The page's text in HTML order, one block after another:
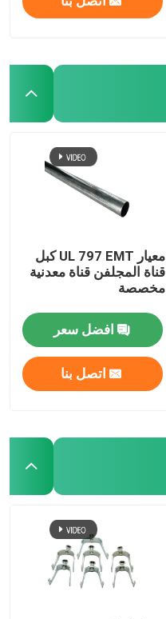
معيار UL 797 EMT كبل
قناة المجلفن قناة معدنية
مخصصة
افضل سعر
اتصل بنا